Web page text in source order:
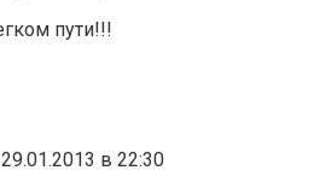
пути!!!
29.01.2013 в 22:30